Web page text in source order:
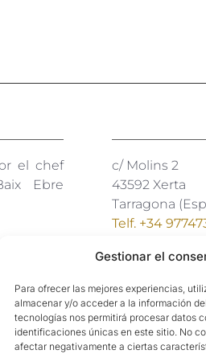
Gestionar el
Para ofrecer las mejores experiencias,
almacenar y/o acceder a la información
tecnologías nos permitirá procesar datos
identificaciones únicas en este sitio. No
afectar negativamente a ciertas
el chef
Ebre
c/ Molins 2
43592 Xerta
Tarragona
Telf. +34
Coordenadas